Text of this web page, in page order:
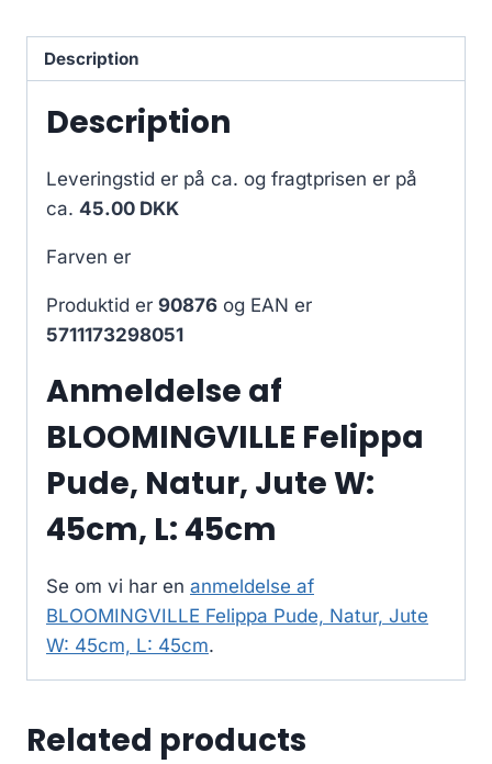
Description
Description
Leveringstid er på ca. og fragtprisen er på
ca. 45.00 DKK
Farven er
Produktid er 90876 og EAN er
5711173298051
Anmeldelse af
BLOOMINGVILLE Felippa
Pude, Natur, Jute W:
45cm, L: 45cm
Se om vi har en anmeldelse af
BLOOMINGVILLE Felippa Pude, Natur, Jute
W: 45cm, L: 45cm.
Related products